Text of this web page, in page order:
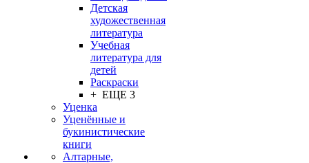
Детская
художественная
литература
Учебная
литература для
детей
Раскраски
+ ЕЩЕ 3
Уценка
Уценённые и
букинистические
книги
Алтарные,